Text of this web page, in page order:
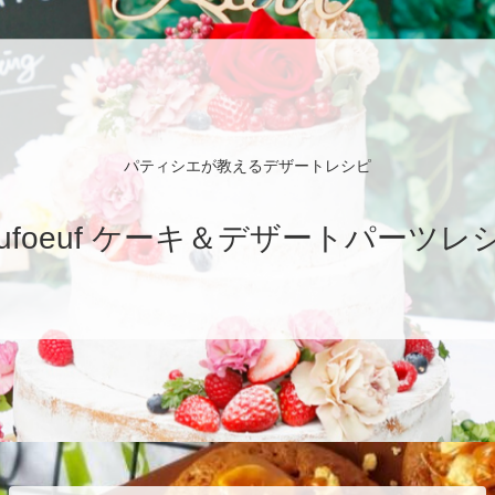
パティシエが教えるデザートレシピ
ケーキ＆デザートパーツレ